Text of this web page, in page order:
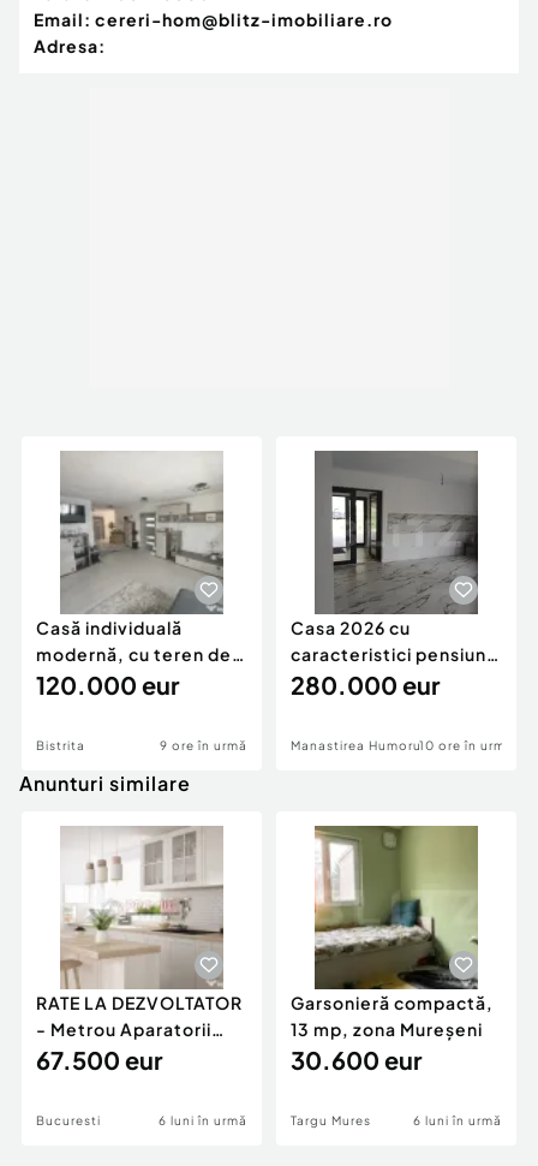
Email: cereri-hom@blitz-imobiliare.ro
Adresa:
Casă individuală
modernă, cu teren de
1.356 mp – la doa
120.000 eur
Bistrita 9 ore în urmă
Casa 2026 cu
caracteristici pensiune
280k
280.000 eur
Manastirea Humorului10 ore în urmă
Anunturi similare
RATE LA DEZVOLTATOR
- Metrou Aparatorii
Patriei -
67.500 eur
Bucuresti 6 luni în urmă
Garsonieră compactă,
13 mp, zona Mureșeni
30.600 eur
Targu Mures 6 luni în urmă